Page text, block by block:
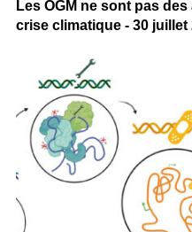
Les OGM ne sont pas
crise climatique - 30 juillet